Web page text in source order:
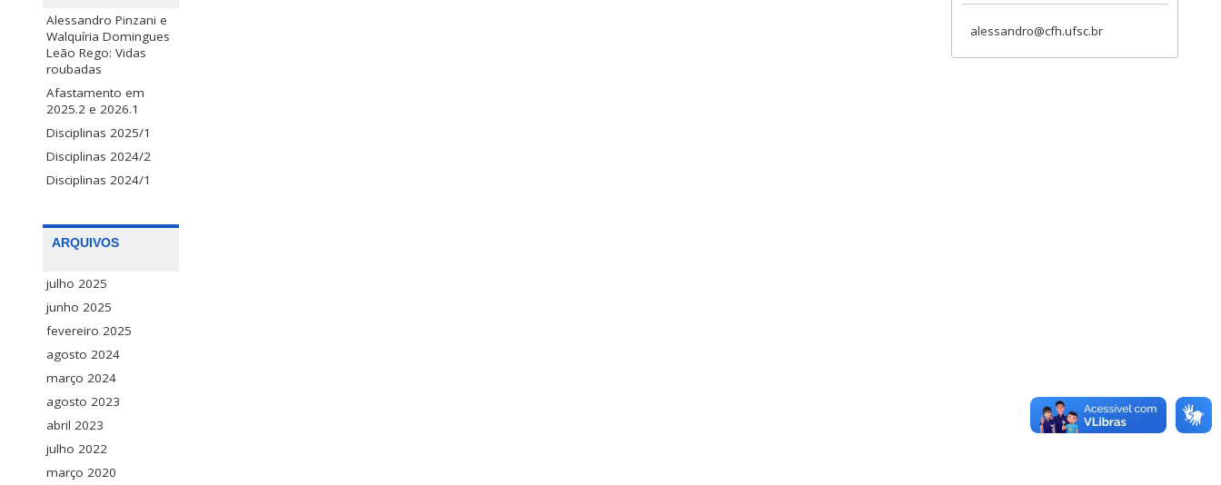
Alessandro Pinzani e
Walquíria Domingues
Leão Rego: Vidas
roubadas
Afastamento em
2025.2 e 2026.1
Disciplinas 2025/1
Disciplinas 2024/2
Disciplinas 2024/1
ARQUIVOS
julho 2025
junho 2025
fevereiro 2025
agosto 2024
março 2024
agosto 2023
abril 2023
julho 2022
março 2020
alessandro@cfh.ufsc.br